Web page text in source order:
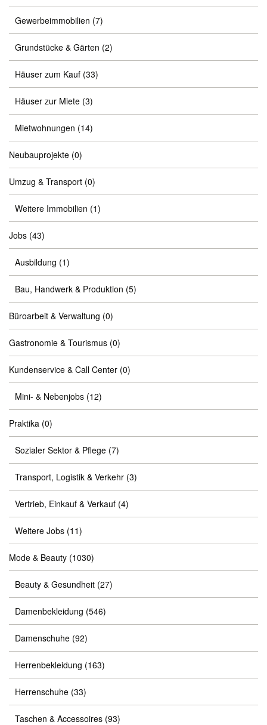
Gewerbeimmobilien (7)
Grundstücke & Gärten (2)
Häuser zum Kauf (33)
Häuser zur Miete (3)
Mietwohnungen (14)
Neubauprojekte (0)
Umzug & Transport (0)
Weitere Immobilien (1)
Jobs (43)
Ausbildung (1)
Bau, Handwerk & Produktion (5)
Büroarbeit & Verwaltung (0)
Gastronomie & Tourismus (0)
Kundenservice & Call Center (0)
Mini- & Nebenjobs (12)
Praktika (0)
Sozialer Sektor & Pflege (7)
Transport, Logistik & Verkehr (3)
Vertrieb, Einkauf & Verkauf (4)
Weitere Jobs (11)
Mode & Beauty (1030)
Beauty & Gesundheit (27)
Damenbekleidung (546)
Damenschuhe (92)
Herrenbekleidung (163)
Herrenschuhe (33)
Taschen & Accessoires (93)